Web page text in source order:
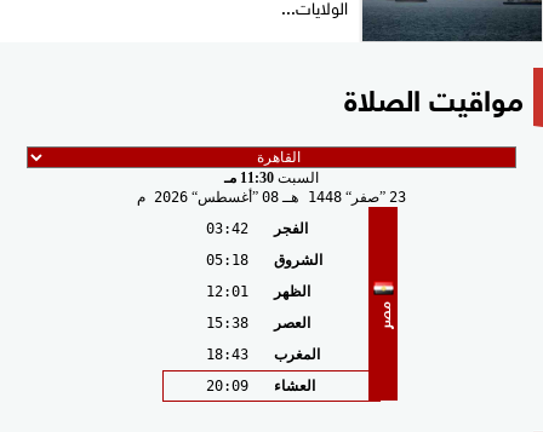
مواقيت الصلاة
السبت 11:30 مـ
23 صفر 1448 هـ 08 أغسطس 2026 م
مصر
الفجر
03:42
الشروق
05:18
الظهر
12:01
العصر
15:38
المغرب
18:43
العشاء
20:09